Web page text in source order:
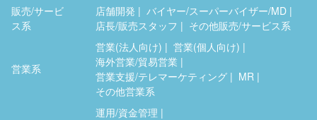
販売/サービ
ス系
店舗開発
バイヤー/スーパーバイザー/MD
店長/販売スタッフ
その他販売/サービス系
営業系
営業(法人向け)
営業(個人向け)
海外営業/貿易営業
営業支援/テレマーケティング
MR
その他営業系
運用/資金管理